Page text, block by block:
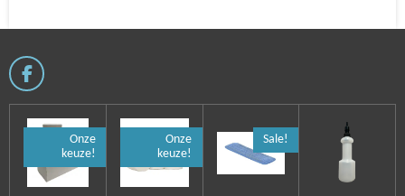
F
e
Onze
keuze!
Onze
keuze!
Sale!